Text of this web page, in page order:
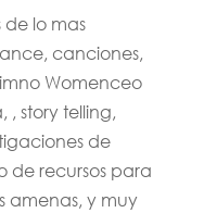
de lo mas
canciones,
Womenceo
, story telling,
de
de recursos para
amenas, y muy